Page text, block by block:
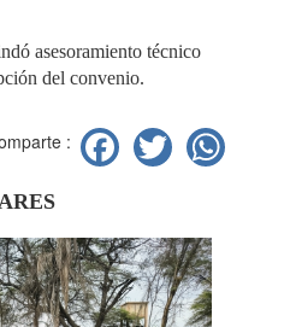
asesoramiento técnico
del convenio.
: Facebook
Twitter